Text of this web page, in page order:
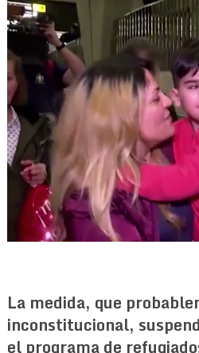
La medida, que
inconstitucional,
el programa de